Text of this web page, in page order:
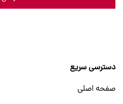
دسترسی سریع
صفحه اصلی